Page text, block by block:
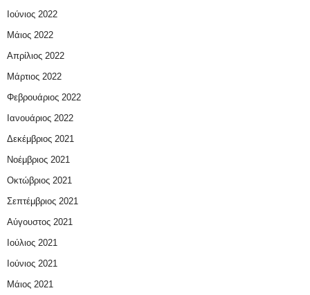
Ιούνιος 2022
Μάιος 2022
Απρίλιος 2022
Μάρτιος 2022
Φεβρουάριος 2022
Ιανουάριος 2022
Δεκέμβριος 2021
Νοέμβριος 2021
Οκτώβριος 2021
Σεπτέμβριος 2021
Αύγουστος 2021
Ιούλιος 2021
Ιούνιος 2021
Μάιος 2021